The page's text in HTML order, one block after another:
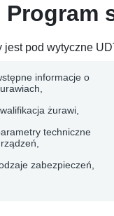
Program
jest pod wytyczne
informacje o
żurawi,
techniczne
zabezpieczeń,